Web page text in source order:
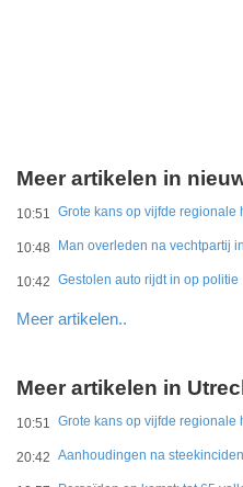
Meer artikelen in
10:51 Grote kans op vijfde regionale
10:48 Man overleden na vechtpartij
10:42 Gestolen auto rijdt in op politie
Meer artikelen..
Meer artikelen in
10:51 Grote kans op vijfde regionale
20:42 Aanhoudingen na